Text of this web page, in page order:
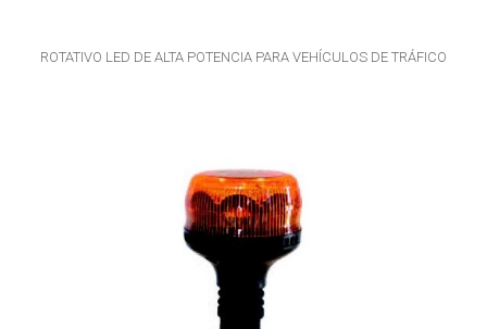
ROTATIVO LED DE ALTA POTENCIA PARA VEHÍCULOS DE TRÁFICO